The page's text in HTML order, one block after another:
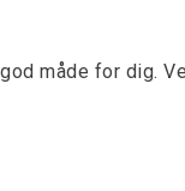
måde for dig.